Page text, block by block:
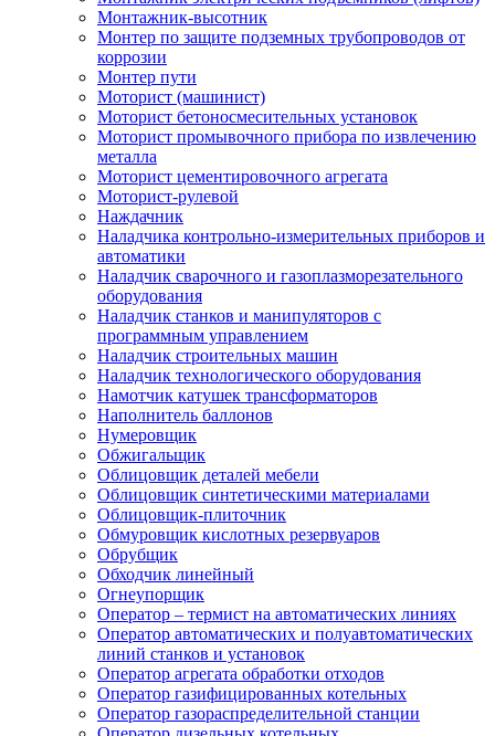
Монтажник-высотник
Монтер по защите подземных трубопроводов от
коррозии
Монтер пути
Моторист (машинист)
Моторист бетоносмесительных установок
Моторист промывочного прибора по извлечению
металла
Моторист цементировочного агрегата
Моторист-рулевой
Наждачник
Наладчика контрольно-измерительных приборов и
автоматики
Наладчик сварочного и газоплазморезательного
оборудования
Наладчик станков и манипуляторов с
программным управлением
Наладчик строительных машин
Наладчик технологического оборудования
Намотчик катушек трансформаторов
Наполнитель баллонов
Нумеровщик
Обжигальщик
Облицовщик деталей мебели
Облицовщик синтетическими материалами
Облицовщик-плиточник
Обмуровщик кислотных резервуаров
Обрубщик
Обходчик линейный
Огнеупорщик
Оператор – термист на автоматических линиях
Оператор автоматических и полуавтоматических
линий станков и установок
Оператор агрегата обработки отходов
Оператор газифицированных котельных
Оператор газораспределительной станции